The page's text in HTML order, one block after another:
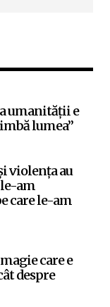
umanității e
lumea”
violența au
am
care le-am
care e
despre